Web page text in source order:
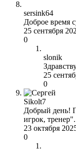
sersink64
Доброе время
25 сентября
0
slonik
25
0
Sikolt7
Добрый день!
игрок,
23 октября
0